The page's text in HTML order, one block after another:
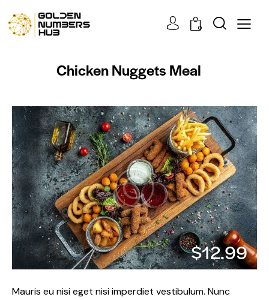
0
Chicken Nuggets Meal
$12.99
Mauris eu nisi eget nisi imperdiet vestibulum. Nunc